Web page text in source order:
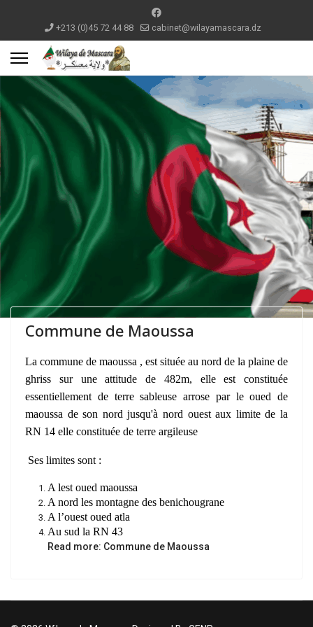
+213 (0)45 72 44 88 cabinet@wilayamascara.dz
Commune de Maoussa
La commune de maoussa , est située au nord de la plaine de
ghriss sur une attitude de 482m, elle est constituée
essentiellement de terre sableuse arrose par le oued de
maoussa de son nord jusqu'à nord ouest aux limite de la
RN 14 elle constituée de terre argileuse
Ses limites sont :
A lest oued maoussa
A nord les montagne des benichougrane
A l’ouest oued atla
Au sud la RN 43
Read more: Commune de Maoussa